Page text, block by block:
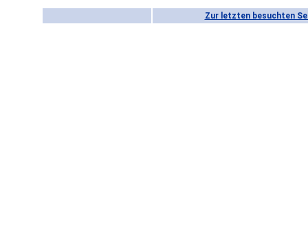
Zur letzten besuchten